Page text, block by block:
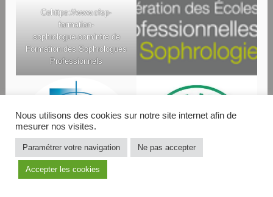
Cehttps://www.cfsp-
formation-
sophrologue.com/ntre de
Formation des Sophrologues
Professionnels
Nous utilisons des cookies sur notre site internet afin de
mesurer nos visites.
Paramétrer votre navigation Ne pas accepter
Accepter les cookies